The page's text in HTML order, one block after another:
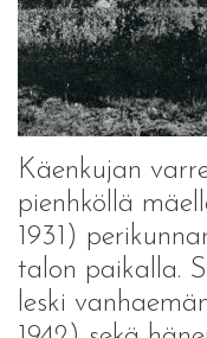
Käenkujan
pienhköllä
1931)
talon paikalla.
leski